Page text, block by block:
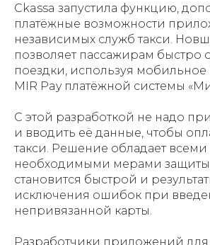
Ckassa запустила функцию,
платёжные возможности
независимых служб такси.
позволяет пассажирам быстро
поездки, используя
MIR Pay платёжной системы
С этой разработкой не надо
и вводить её данные, чтобы
такси. Решение обладает всеми
необходимыми мерами
становится быстрой и
исключения ошибок при
непривязанной карты.
Разработчики приложений